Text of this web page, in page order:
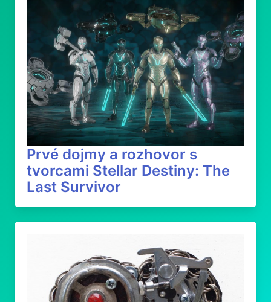
Prvé dojmy a rozhovor s
tvorcami Stellar Destiny: The
Last Survivor